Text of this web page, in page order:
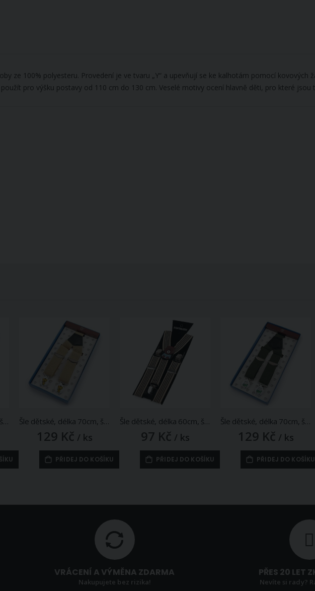
ze 100% polyesteru. Provedení je ve tvaru „Y“ a upevňují se ke kalhotám pomocí kovových
pro výšku postavy od 110 cm do 130 cm. Veselé motivy ocení hlavně děti, pro které jsou
Šle dětské, délka 70cm, šíře 2,5cm, tvar Y, s obrázkovým zapínáním v krabičce, béžová, 650418/2 Šle dětské, délka 70cm, šíře 2,5cm, tvar Y, s obrázkovým zapínáním v krabičce, béžová světlá, 650418/1
129 Kč / ks
PŘIDEJ DO KOŠÍKU
Šle dětské, délka 60cm, šíře 2,5cm, tvar Y, MEDVÍDEK světlá béžová, 650400/1
97 Kč / ks
PŘIDEJ DO KOŠÍKU
Šle dětské, délka 70cm, šíře 2,5cm, tvar Y, s obrázkovým zapínáním v krabičce, zelená, 650418/4
129 Kč / ks
PŘIDEJ DO KOŠÍKU
VRÁCENÍ A VÝMĚNA ZDARMA
Nakupujete bez rizika!
PŘES 20 LET
Nevíte si rady?